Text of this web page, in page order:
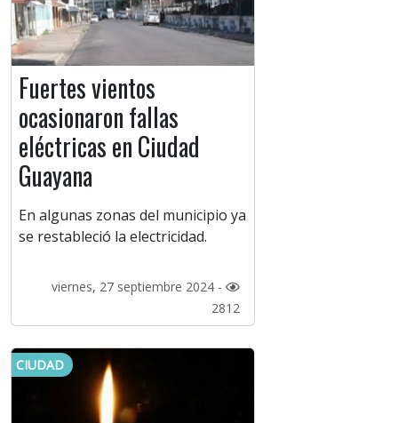
Fuertes vientos
ocasionaron fallas
eléctricas en Ciudad
Guayana
En algunas zonas del municipio ya
se restableció la electricidad.
viernes, 27 septiembre 2024 -
2812
CIUDAD